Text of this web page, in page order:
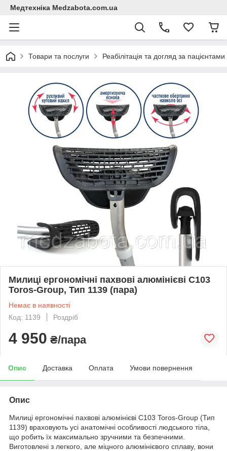
Медтехніка Medzabota.com.ua
Товари та послуги Реабілітація та догляд за пацієнтами
Милиці ергономічні пахвові алюмінієві С103
Toros-Group, Тип 1139 (пара)
Немає в наявності
Код: 1139
Роздріб
4 950 ₴/пара
Опис Доставка Оплата Умови повернення
Опис
Милиці ергономічні пахвові алюмінієві С103 Toros-Group (Тип
1139) враховують усі анатомічні особливості людського тіла,
що робить їх максимально зручними та безпечними.
Виготовлені з легкого, але міцного алюмінієвого сплаву, вони